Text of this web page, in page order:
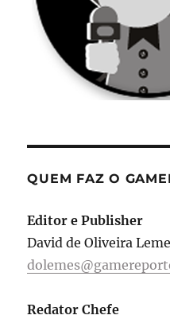
QUEM FAZ O
Editor e Publisher
David de Oliveira
Redator Chefe